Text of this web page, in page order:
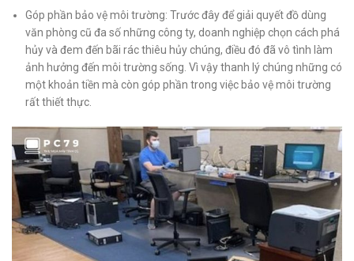
Góp phần bảo vệ môi trường: Trước đây để giải quyết đồ dùng
văn phòng cũ đa số những công ty, doanh nghiệp chọn cách phá
hủy và đem đến bãi rác thiêu hủy chúng, điều đó đã vô tình làm
ảnh hưởng đến môi trường sống. Vì vậy thanh lý chúng những có
một khoản tiền mà còn góp phần trong việc bảo vệ môi trường
rất thiết thực.